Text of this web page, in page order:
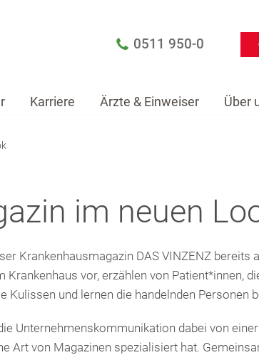
0511 950-0
Karriere Ärzte & Einweiser Über
im neuen
Krankenhausmagazin DAS VINZENZ bereits
Krankenhaus vor, erzählen von Patient*innen,
Kulissen und lernen die handelnden Personen
Unternehmenskommunikation dabei von
Art von Magazinen spezialisiert hat.